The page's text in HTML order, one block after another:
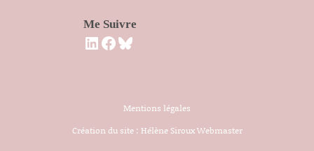
Me Suivre
LinkedIn
Facebook
Bluesky
Mentions légales
Création du site : Hélène Siroux Webmaster